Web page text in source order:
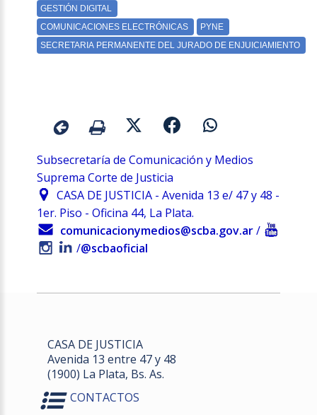
Subsecretaría de Comunicación y Medios
Suprema Corte de Justicia
CASA DE JUSTICIA - Avenida 13 e/ 47 y 48 -
1er. Piso - Oficina 44, La Plata.
comunicacionymedios@scba.gov.ar /
/@scbaoficial
CASA DE JUSTICIA
Avenida 13 entre 47 y 48
(1900) La Plata, Bs. As.
CONTACTOS